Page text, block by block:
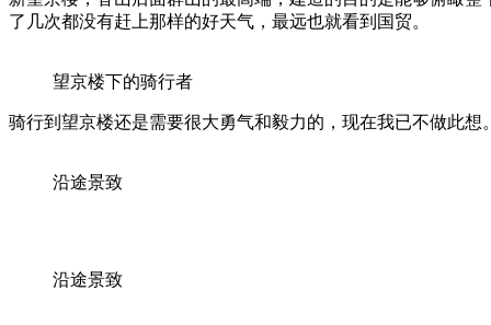
了几次都没有赶上那样的好天气，最远也就看到国贸。
望京楼下的骑行者
骑行到望京楼还是需要很大勇气和毅力的，现在我已不做此想
沿途景致
沿途景致